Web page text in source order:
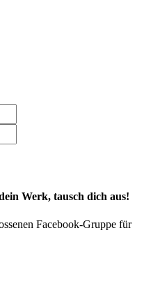
Werk, tausch dich aus!
Facebook-Gruppe für